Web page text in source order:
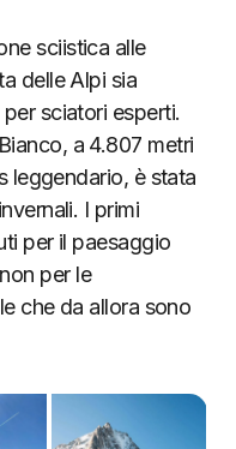
sciistica alle
delle Alpi sia
sciatori esperti.
a 4.807 metri
leggendario, è stata
I primi
per il paesaggio
per le
che da allora sono